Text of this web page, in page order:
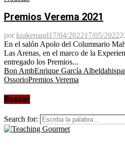
Premios Verema 2021
por krakenand17/04/202217/05/2022
En el salón Apolo del Columnario
Las Arenas, en el marco de la
entregado los Premios...
Bon AmbEnrique García Albelda
OssorioPremios Verema
Buscar
Search for: